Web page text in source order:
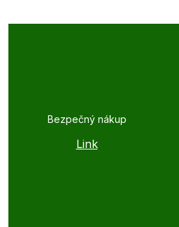
Bezpečný nákup
Link